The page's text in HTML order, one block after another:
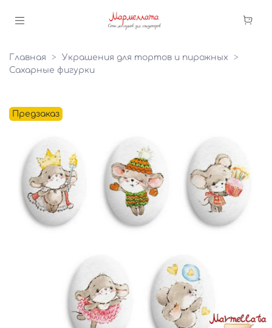
Главная
Украшения для тортов и пирожных
Сахарные фигурки
Предзаказ